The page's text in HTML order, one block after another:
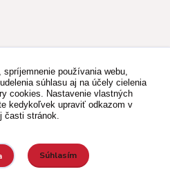
používania webu,
súhlasu aj na účely cielenia
cookies. Nastavenie vlastných
kedykoľvek upraviť odkazom v
časti stránok.
Súhlasím